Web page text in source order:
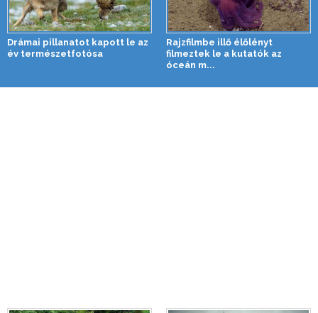
Drámai pillanatot kapott le az
év természetfotósa
Rajzfilmbe illő élőlényt
filmeztek le a kutatók az
óceán m...